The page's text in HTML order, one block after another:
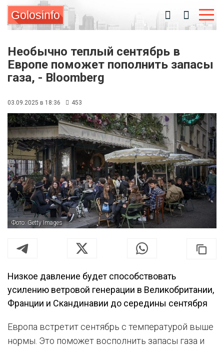
Golosinfo
Необычно теплый сентябрь в
Европе поможет пополнить запасы
газа, - Bloomberg
03.09.2025 в 18:36 453
Фото: Getty Images
Низкое давление будет способствовать
усилению ветровой генерации в Великобритании,
Франции и Скандинавии до середины сентября
Европа встретит сентябрь с температурой выше
нормы. Это поможет восполнить запасы газа и